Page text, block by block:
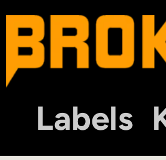
Labels